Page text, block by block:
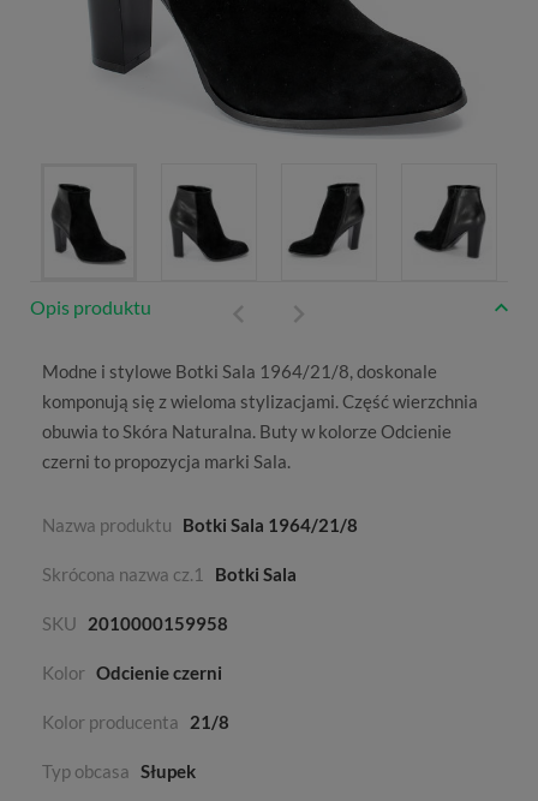
Opis produktu
Modne i stylowe Botki Sala 1964/21/8, doskonale
komponują się z wieloma stylizacjami. Część wierzchnia
obuwia toSkóra Naturalna. Buty w kolorze Odcienie
czerni to propozycja marki Sala.
Nazwa produktu Botki Sala 1964/21/8
Skrócona nazwa cz.1 Botki Sala
SKU 2010000159958
Kolor Odcienie czerni
Kolor producenta 21/8
Typ obcasa Słupek